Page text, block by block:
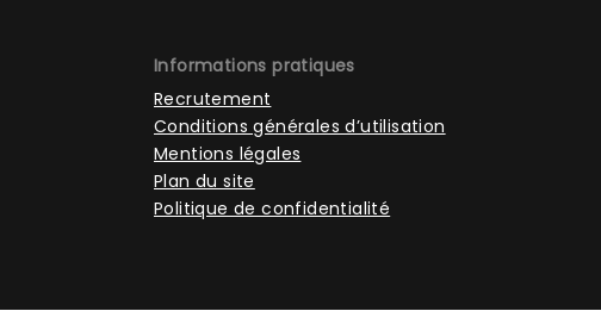
Informations pratiques
Recrutement
Conditions générales d’utilisation
Mentions légales
Plan du site
Politique de confidentialité